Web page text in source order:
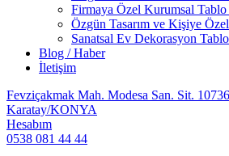
Firmaya Özel Kurumsal Tablo
Özgün Tasarım ve Kişiye
Sanatsal Ev Dekorasyon
Blog / Haber
İletişim
Fevziçakmak Mah. Modesa San. Sit.
Karatay/KONYA
Hesabım
0538 081 44 44